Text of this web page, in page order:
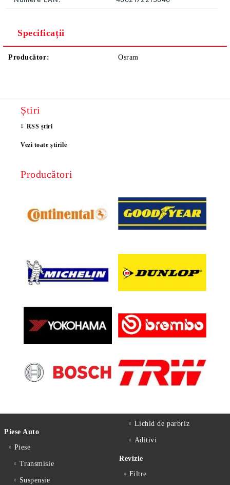
Specificații
Producător: Osram
Știri
RSS știri
Vezi toate știrile
Producători
Piese Auto
Piese
Transmisie
Suspensie
Lichid de parbriz
Aditivi
Revizie
Filtre